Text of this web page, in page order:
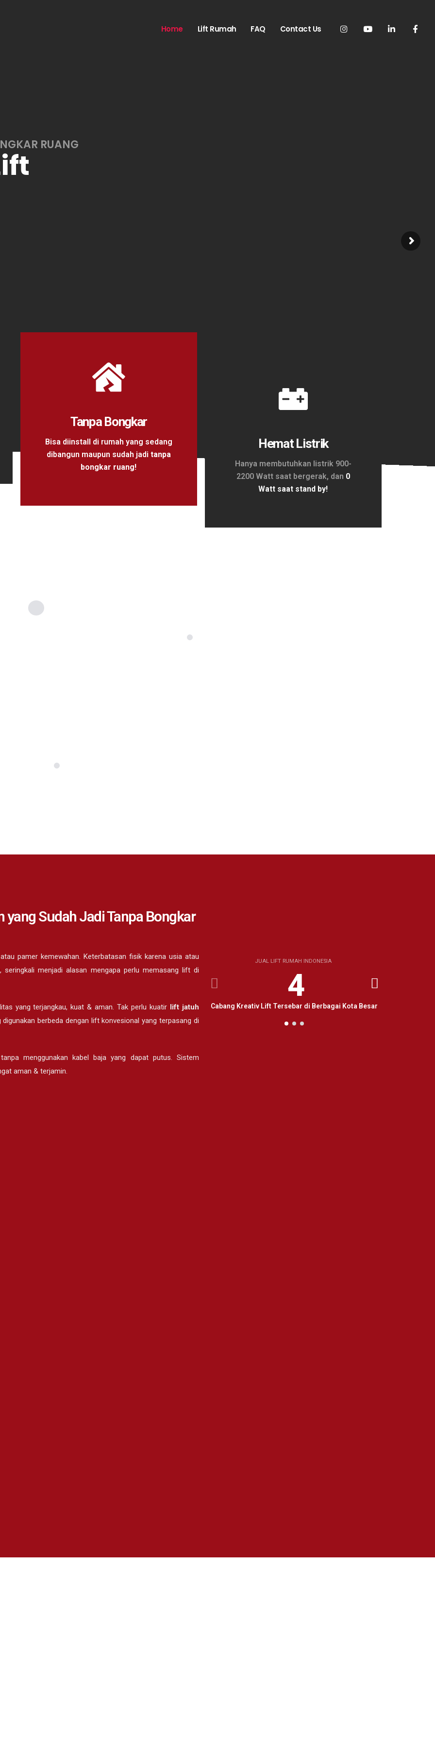
Home Lift Rumah FAQ Contact Us
RUANG
Tanpa Bongkar
Bisa diinstall di rumah yang sedang
dibangun maupun sudah jadi tanpa
bongkar ruang!
Hemat Listrik
Hanya membutuhkan listrik 900-
2200 Watt saat bergerak, dan 0
Watt saat stand by!
yang Sudah Jadi Tanpa Bongkar
pamer kemewahan. Keterbatasan fisik karena usia atau
menjadi alasan mengapa perlu memasang lift di
yang terjangkau, kuat & aman. Tak perlu kuatir lift jatuh
berbeda dengan lift konvesional yang terpasang di
menggunakan kabel baja yang dapat putus. Sistem
aman & terjamin.
JUAL LIFT RUMAH INDONESIA
4
Cabang Kreativ Lift Tersebar di Berbagai Kota Besar